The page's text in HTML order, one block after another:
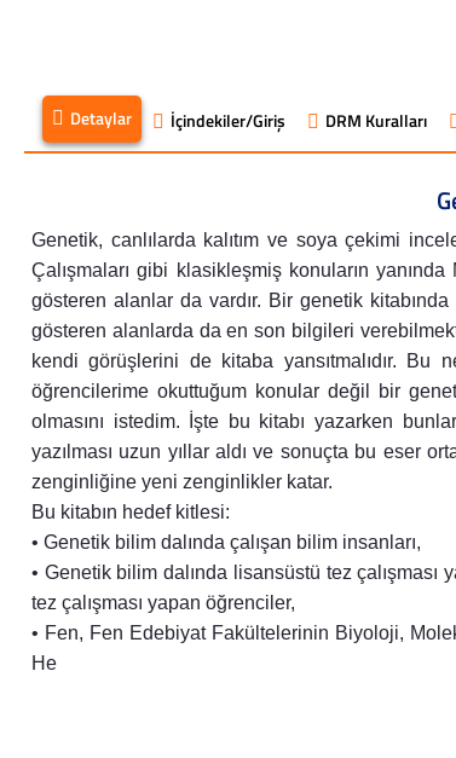
Detaylar İçindekiler/Giriş DRM Kuralları
Genetik, canlılarda kalıtım ve soya çekimi
Çalışmaları gibi klasikleşmiş konuların
gösteren alanlar da vardır. Bir genetik
gösteren alanlarda da en son bilgileri
kendi görüşlerini de kitaba yansıtmalıdır. Bu
öğrencilerime okuttuğum konular değil bir
olmasını istedim. İşte bu kitabı yazarken
yazılması uzun yıllar aldı ve sonuçta bu eser
zenginliğine yeni zenginlikler katar.
Bu kitabın hedef kitlesi:
• Genetik bilim dalında çalışan bilim insanları,
• Genetik bilim dalında lisansüstü tez
tez çalışması yapan öğrenciler,
• Fen, Fen Edebiyat Fakültelerinin Biyoloji,
He